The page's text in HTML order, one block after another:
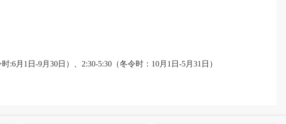
月1日-9月30日）、2:30-5:30（冬令时：10月1日-5月31日）